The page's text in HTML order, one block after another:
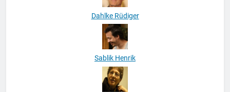
Dahlke Rüdiger
Sablik Henrik